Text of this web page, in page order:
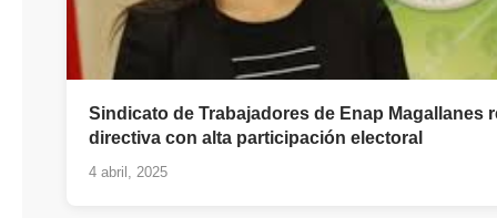
Sindicato de Trabajadores de Enap Magallanes
directiva con alta participación electoral
4 abril, 2025